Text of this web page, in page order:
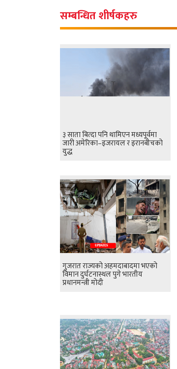
सम्बन्धित शीर्षकहरु
३ साता बित्दा पनि थामिएन मध्यपूर्वमा
जारी अमेरिका–इजरायल र इरानबीचको
युद्ध
गुजरात राज्यको अहमदाबादमा भएको
विमान दुर्घटनास्थल पुगे भारतीय
प्रधानमन्त्री मोदी